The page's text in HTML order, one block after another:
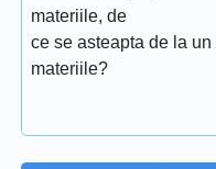
materiile, de
ce se asteapta de la
materiile?